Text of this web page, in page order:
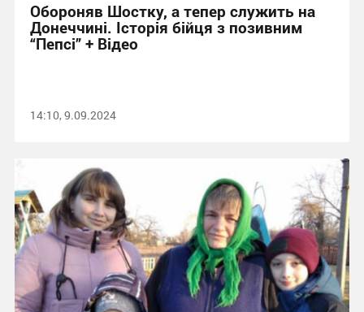
Обороняв Шостку, а тепер служить на
Донеччині. Історія бійця з позивним
“Пепсі” + Відео
14:10, 9.09.2024